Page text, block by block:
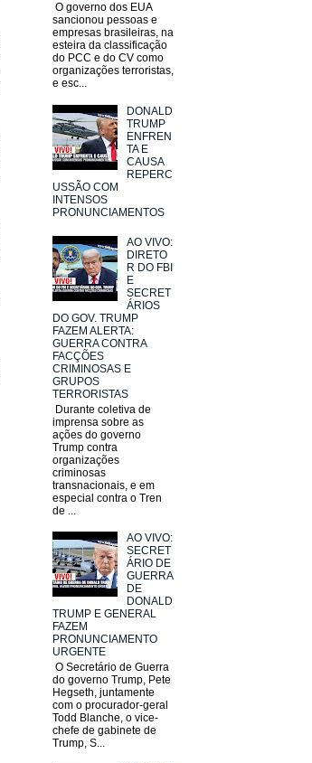
O governo dos EUA
sancionou pessoas e
empresas brasileiras, na
esteira da classificação
do PCC e do CV como
organizações terroristas,
e esc...
DONALD
TRUMP
ENFREN
TA E
CAUSA
REPERC
USSÃO COM
INTENSOS
PRONUNCIAMENTOS
AO VIVO:
DIRETO
R DO FBI
E
SECRET
ÁRIOS
DO GOV. TRUMP
FAZEM ALERTA:
GUERRA CONTRA
FACÇÕES
CRIMINOSAS E
GRUPOS
TERRORISTAS
Durante coletiva de
imprensa sobre as
ações do governo
Trump contra
organizações
criminosas
transnacionais, e em
especial contra o Tren
de ...
AO VIVO:
SECRET
ÁRIO DE
GUERRA
DE
DONALD
TRUMP E GENERAL
FAZEM
PRONUNCIAMENTO
URGENTE
O Secretário de Guerra
do governo Trump, Pete
Hegseth, juntamente
com o procurador-geral
Todd Blanche, o vice-
chefe de gabinete de
Trump, S...